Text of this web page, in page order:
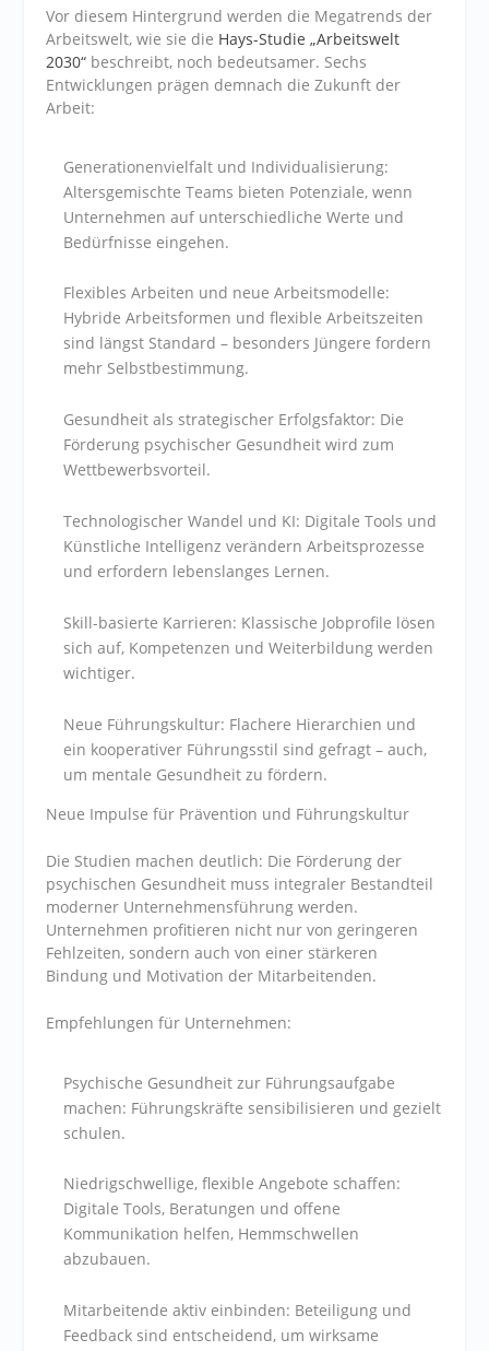
Vor diesem Hintergrund werden die Megatrends der
Arbeitswelt, wie sie die Hays-Studie „Arbeitswelt
2030“ beschreibt, noch bedeutsamer. Sechs
Entwicklungen prägen demnach die Zukunft der
Arbeit:
Generationenvielfalt und Individualisierung:
Altersgemischte Teams bieten Potenziale, wenn
Unternehmen auf unterschiedliche Werte und
Bedürfnisse eingehen.
Flexibles Arbeiten und neue Arbeitsmodelle:
Hybride Arbeitsformen und flexible Arbeitszeiten
sind längst Standard – besonders Jüngere fordern
mehr Selbstbestimmung.
Gesundheit als strategischer Erfolgsfaktor: Die
Förderung psychischer Gesundheit wird zum
Wettbewerbsvorteil.
Technologischer Wandel und KI: Digitale Tools und
Künstliche Intelligenz verändern Arbeitsprozesse
und erfordern lebenslanges Lernen.
Skill-basierte Karrieren: Klassische Jobprofile lösen
sich auf, Kompetenzen und Weiterbildung werden
wichtiger.
Neue Führungskultur: Flachere Hierarchien und
ein kooperativer Führungsstil sind gefragt – auch,
um mentale Gesundheit zu fördern.
Neue Impulse für Prävention und Führungskultur
Die Studien machen deutlich: Die Förderung der
psychischen Gesundheit muss integraler Bestandteil
moderner Unternehmensführung werden.
Unternehmen profitieren nicht nur von geringeren
Fehlzeiten, sondern auch von einer stärkeren
Bindung und Motivation der Mitarbeitenden.
Empfehlungen für Unternehmen:
Psychische Gesundheit zur Führungsaufgabe
machen: Führungskräfte sensibilisieren und gezielt
schulen.
Niedrigschwellige, flexible Angebote schaffen:
Digitale Tools, Beratungen und offene
Kommunikation helfen, Hemmschwellen
abzubauen.
Mitarbeitende aktiv einbinden: Beteiligung und
Feedback sind entscheidend, um wirksame